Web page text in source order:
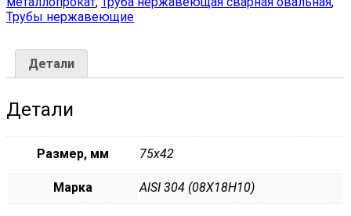
quantity
Трубы нержавеющие
Детали
Детали
Размер, мм 75х42
Марка AISI 304 (08Х18Н10)